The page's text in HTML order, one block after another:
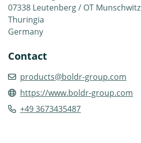
07338 Leutenberg / OT Munschwitz
Thuringia
Germany
Contact
products@boldr-group.com
https://www.boldr-group.com
+49 3673435487